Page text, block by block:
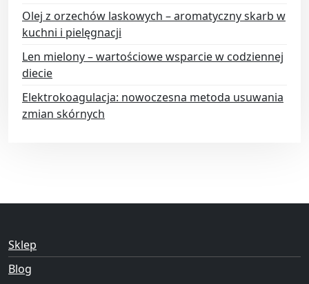
Olej z orzechów laskowych – aromatyczny skarb w
kuchni i pielęgnacji
Len mielony – wartościowe wsparcie w codziennej
diecie
Elektrokoagulacja: nowoczesna metoda usuwania
zmian skórnych
Sklep
Blog